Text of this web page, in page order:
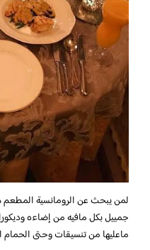
لمن يبحث عن الرومانسية المطعم
جمييل بكل مافيه من إضاءه
ماعليها من تنسيقات وحتى الحمام